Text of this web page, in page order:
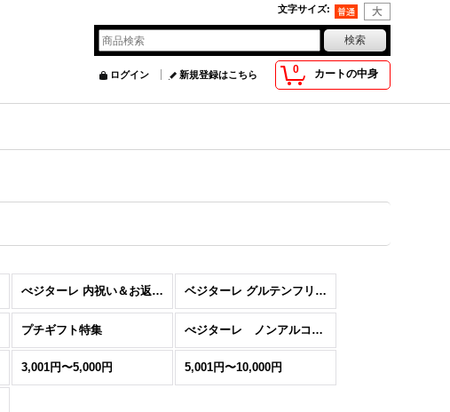
文字サイズ:
0 カートの中身
ログイン 新規登録はこちら
べジターレ 内祝い＆お返し人気ランキング ベジターレ グルテンフリーの米粉スイーツ特集
プチギフト特集 べジターレ ノンアルコールスパークリング特集
3,001円〜5,000円 5,001円〜10,000円